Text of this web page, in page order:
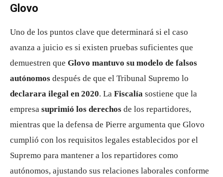
Glovo
Uno de los puntos clave que determinará si el caso
avanza a juicio es si existen pruebas suficientes que
demuestren que Glovo mantuvo su modelo de falsos
autónomos después de que el Tribunal Supremo lo
declarara ilegal en 2020. La Fiscalía sostiene que la
empresa suprimió los derechos de los repartidores,
mientras que la defensa de Pierre argumenta que Glovo
cumplió con los requisitos legales establecidos por el
Supremo para mantener a los repartidores como
autónomos, ajustando sus relaciones laborales conforme